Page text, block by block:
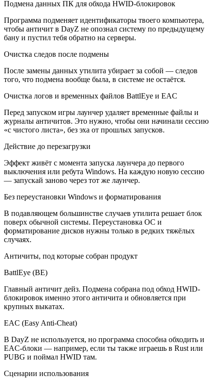
Подмена данных ПК для обхода HWID-блокировок
Программа подменяет идентификаторы твоего компьютера,
чтобы античит в DayZ не опознал систему по предыдущему
бану и пустил тебя обратно на серверы.
Очистка следов после подмены
После замены данных утилита убирает за собой — следов
того, что подмена вообще была, в системе не остаётся.
Очистка логов и временных файлов BattlEye и EAC
Перед запуском игры лаунчер удаляет временные файлы и
журналы античитов. Это нужно, чтобы они начинали сессию
«с чистого листа», без эха от прошлых запусков.
Действие до перезагрузки
Эффект живёт с момента запуска лаунчера до первого
выключения или ребута Windows. На каждую новую сессию
— запускай заново через тот же лаунчер.
Без переустановки Windows и форматирования
В подавляющем большинстве случаев утилита решает блок
поверх обычной системы. Переустановка ОС и
форматирование дисков нужны только в редких тяжёлых
случаях.
Античиты, под которые собран продукт
BattlEye (BE)
Главный античит дейз. Подмена собрана под обход HWID-
блокировок именно этого античита и обновляется при
крупных выкатах.
EAC (Easy Anti-Cheat)
В DayZ не используется, но программа способна обходить и
EAC-блоки — например, если ты также играешь в Rust или
PUBG и поймал HWID там.
Сценарии использования